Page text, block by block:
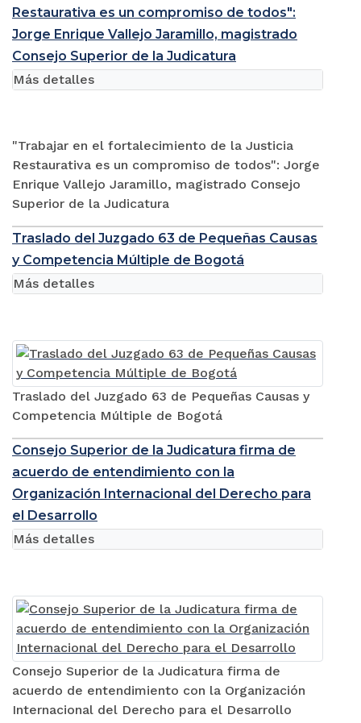
Restaurativa es un compromiso de todos":
Jorge Enrique Vallejo Jaramillo, magistrado
Consejo Superior de la Judicatura
"Trabajar en el fortalecimiento de la Justicia
Restaurativa es un compromiso de todos": Jorge
Enrique Vallejo Jaramillo, magistrado Consejo
Superior de la Judicatura
Más detalles
Traslado del Juzgado 63 de Pequeñas Causas
y Competencia Múltiple de Bogotá
Traslado del Juzgado 63 de Pequeñas Causas y
Competencia Múltiple de Bogotá
Más detalles
Consejo Superior de la Judicatura firma de
acuerdo de entendimiento con la
Organización Internacional del Derecho para
el Desarrollo
Consejo Superior de la Judicatura firma de
acuerdo de entendimiento con la Organización
Internacional del Derecho para el Desarrollo
Más detalles